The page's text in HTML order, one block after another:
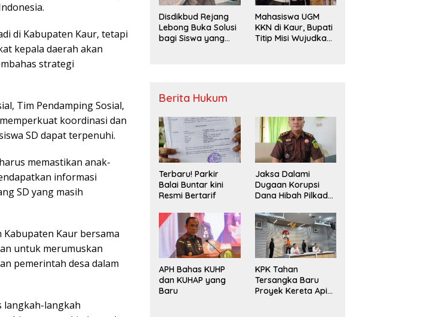
di Kabupaten Kaur, tetapi
kepala daerah akan
strategi
Tim Pendamping Sosial,
koordinasi dan
SD dapat terpenuhi.
memastikan anak-
informasi
SD yang masih
Kaur bersama
untuk merumuskan
pemerintah desa dalam
langkah-langkah
Disdikbud Rejang
Lebong Buka Solusi
bagi Siswa yang
Mahasiswa UGM
KKN di Kaur, Bupati
Titip Misi Wujudkan
Berita Hukum
Terbaru! Parkir
Balai Buntar kini
Resmi Bertarif
Jaksa Dalami
Dugaan Korupsi
Dana Hibah Pilkada
Kaur
APH Bahas KUHP
dan KUHAP yang
Baru
KPK Tahan
Tersangka Baru
Proyek Kereta Api